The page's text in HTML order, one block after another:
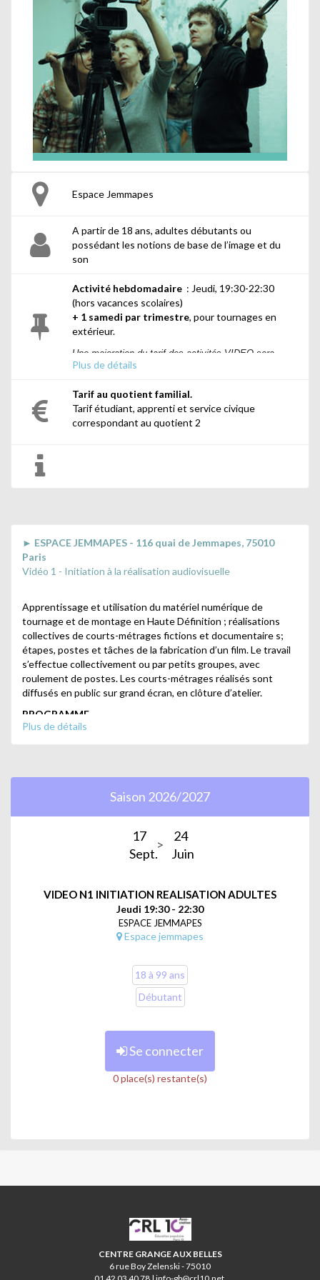
Espace Jemmapes
A partir de 18 ans, adultes débutants ou
possédant les notions de base de l’image et du
son
Activité hebdomadaire : Jeudi, 19:30-22:30
(hors vacances scolaires)
+ 1 samedi par trimestre, pour tournages en
extérieur.
Une majoration du tarif des activités VIDEO sera
appliquée au moment du règlement. Elle correspond à
extérieur.
Plus de détails
Tarif au quotient familial.
Tarif étudiant, apprenti et service civique
correspondant au quotient 2
► ESPACE JEMMAPES - 116 quai de Jemmapes, 75010
Paris
Vidéo 1 - Initiation à la réalisation audiovisuelle
Apprentissage et utilisation du matériel numérique de
tournage et de montage en Haute Définition ; réalisations
collectives de courts-métrages fictions et documentaire s;
étapes, postes et tâches de la fabrication d’un film. Le travail
s’effectue collectivement ou par petits groupes, avec
roulement de postes. Les courts-métrages réalisés sont
diffusés en public sur grand écran, en clôture d’atelier.
PROGRAMME
Mise en main de caméras Full HD, 4K et 6K, appareils
mouvements, objectifs
systèmes H.F.
Bases de l’éclairage
Mise en main du matériel de montage
Menus, fonctions et utilisation du logiciel Da Vinci
Exercices pratiques
Plus de détails
Saison 2026/2027
17
Sept.
24
Juin
VIDEO N1 INITIATION REALISATION ADULTES
Jeudi 19:30 - 22:30
ESPACE JEMMAPES
Espace jemmapes
18 à 99 ans
Débutant
Se connecter
0 place(s) restante(s)
CRL10
CENTRE GRANGE AUX BELLES
6 rue Boy Zelenski - 75010